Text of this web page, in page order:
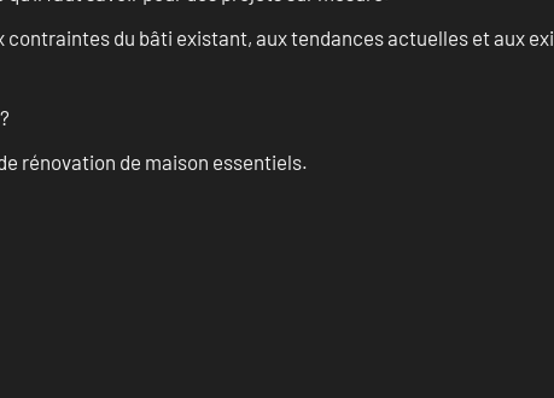
contraintes du bâti existant, aux tendances actuelles et aux
rénovation de maison essentiels.